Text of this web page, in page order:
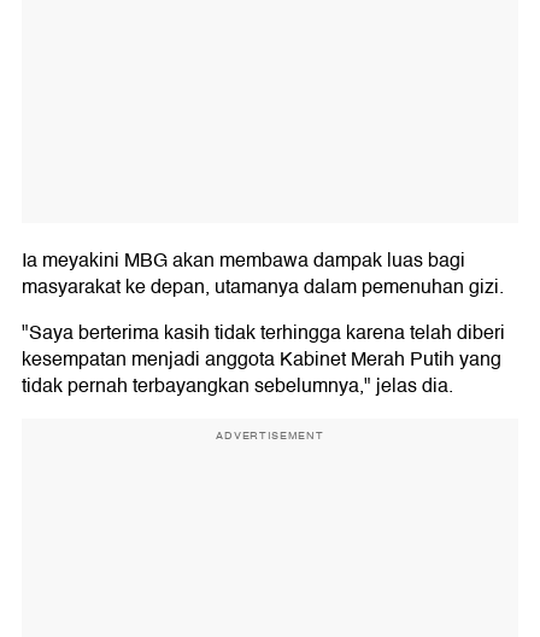
Ia meyakini MBG akan membawa dampak luas bagi
masyarakat ke depan, utamanya dalam pemenuhan gizi.
"Saya berterima kasih tidak terhingga karena telah diberi
kesempatan menjadi anggota Kabinet Merah Putih yang
tidak pernah terbayangkan sebelumnya," jelas dia.
ADVERTISEMENT